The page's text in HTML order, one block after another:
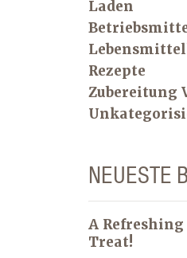
Laden
Rezepte
Zubereitung
NEUESTE
A
Treat!